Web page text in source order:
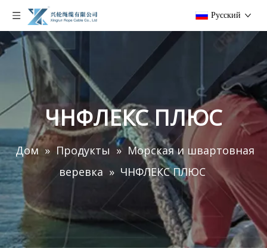
Pусский
ЧНФЛЕКС ПЛЮС
Дом » Продукты » Морская и швартовная
веревка » ЧНФЛЕКС ПЛЮС